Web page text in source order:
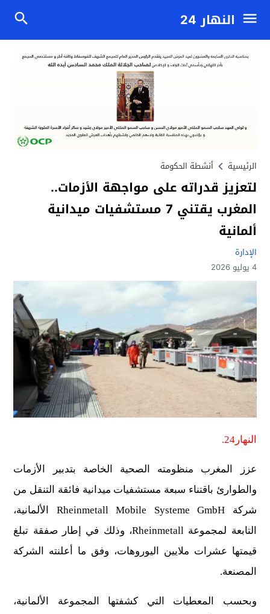
النهار 24
الرئيسية أنشطة الحكومة
لتعزيز قدراته على مواجهة الأزمات..
المغرب يقتني 7 مستشفيات ميدانية
ألمانية
الإدارة
4 يوليو 2026
النهار24.
عزز المغرب منظومته الصحية الخاصة بتدبير الأزمات
والطوارئ باقتناء سبعة مستشفيات ميدانية فائقة التنقل من
شركة Rheinmetall Mobile Systeme GmbH الألمانية،
التابعة لمجموعة Rheinmetall، وذلك في إطار صفقة تبلغ
قيمتها عشرات ملايين اليوروهات، وفق ما أعلنته الشركة
المصنعة.
وبحسب المعطيات التي كشفتها المجموعة الألمانية،